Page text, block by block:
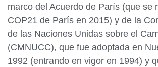
marco del Acuerdo de París (que se
COP21 de París en 2015) y de la
de las Naciones Unidas sobre el
(CMNUCC), que fue adoptada en
1992 (entrando en vigor en 1994) y